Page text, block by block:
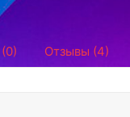
Отзывы (4)